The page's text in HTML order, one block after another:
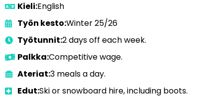
Kieli:English
Työn kesto:Winter 25/26
Työtunnit:2 days off each week.
Palkka:Competitive wage.
Ateriat:3 meals a day.
Edut:Ski or snowboard hire, including boots.